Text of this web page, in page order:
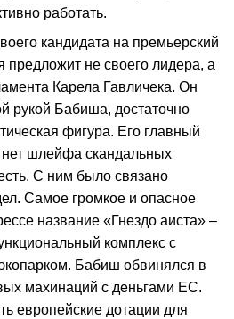
работать.
кандидата на премьерский
предложит не своего лидера, а
Карела Гавличека. Он
рукой Бабиша, достаточно
фигура. Его главный
шлейфа скандальных
С ним было связано
Самое громкое и опасное
название «Гнездо аиста» –
комплекс с
Бабиш обвинялся в
махинаций с деньгами ЕС.
европейские дотации для